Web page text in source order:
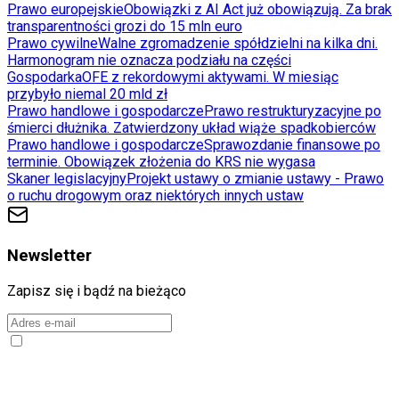
Prawo europejskieObowiązki z AI Act już obowiązują. Za brak
transparentności grozi do 15 mln euro
Prawo cywilneWalne zgromadzenie spółdzielni na kilka dni.
Harmonogram nie oznacza podziału na części
GospodarkaOFE z rekordowymi aktywami. W miesiąc
przybyło niemal 20 mld zł
Prawo handlowe i gospodarczePrawo restrukturyzacyjne po
śmierci dłużnika. Zatwierdzony układ wiąże spadkobierców
Prawo handlowe i gospodarczeSprawozdanie finansowe po
terminie. Obowiązek złożenia do KRS nie wygasa
Skaner legislacyjnyProjekt ustawy o zmianie ustawy - Prawo
o ruchu drogowym oraz niektórych innych ustaw
Newsletter
Zapisz się i bądź na bieżąco